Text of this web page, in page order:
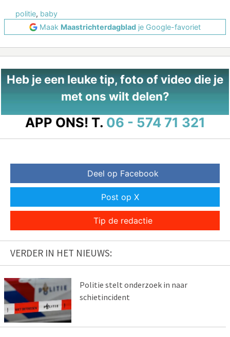
politie, baby
Maak Maastrichterdagblad je Google-favoriet
Heb je een leuke tip, foto of video die je
met ons wilt delen?
APP ONS! T. 06 - 574 71 321
Deel op Facebook
Post op X
Tip de redactie
VERDER IN HET NIEUWS:
Politie stelt onderzoek in naar
schietincident